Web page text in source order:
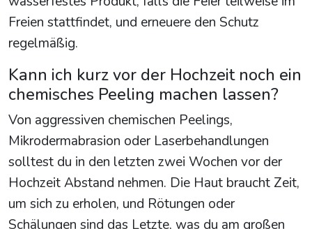
Freien stattfindet, und erneuere den Schutz
regelmäßig.
Kann ich kurz vor der Hochzeit noch ein
chemisches Peeling machen lassen?
Von aggressiven chemischen Peelings,
Mikrodermabrasion oder Laserbehandlungen
solltest du in den letzten zwei Wochen vor der
Hochzeit Abstand nehmen. Die Haut braucht Zeit,
um sich zu erholen, und Rötungen oder
Schälungen sind das Letzte, was du am großen